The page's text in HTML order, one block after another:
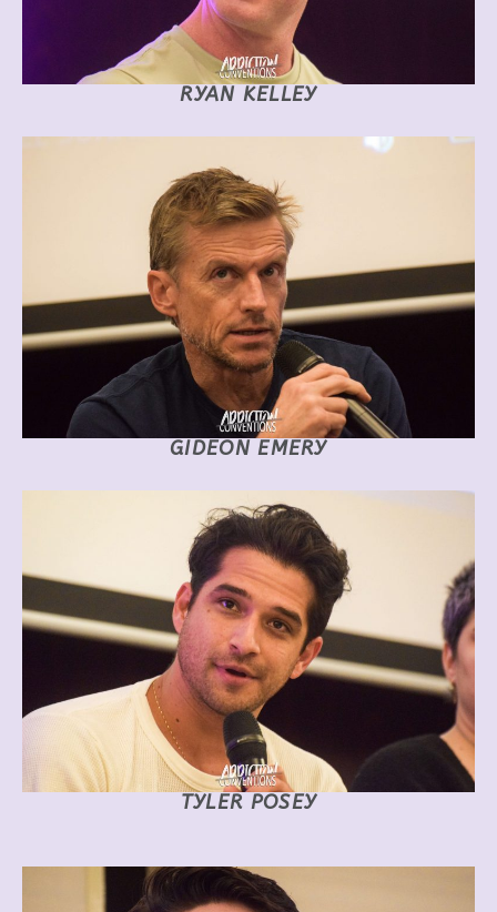
RYAN KELLEY
GIDEON EMERY
TYLER POSEY